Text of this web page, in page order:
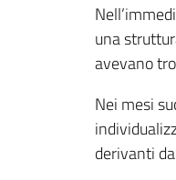
una
avevano
Nei mesi
derivanti